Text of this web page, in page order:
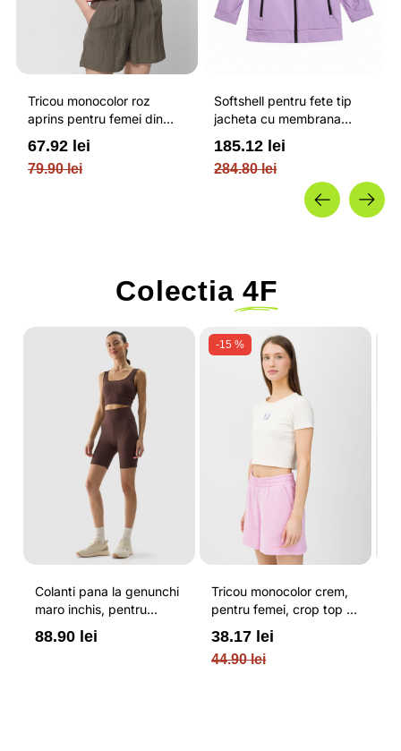
Tricou monocolor roz
aprins pentru femei din
bumbac si cu croiala boxy
OUTHORN
79.90 lei
67.92 lei
Softshell pentru fete tip
jacheta cu membrana
impermeabila NEODRY 5
000 si permis de schi roz /
4F JUNIOR
284.80 lei
185.12 lei
Colectia 4F
Colanti pana la genunchi
maro inchis, pentru
femei, cu striatii si
cusaturi plate 4F
88.90 lei
-15 %
Tricou monocolor crem,
pentru femei, crop top si
croiala slim 4F
44.90 lei
38.17 lei